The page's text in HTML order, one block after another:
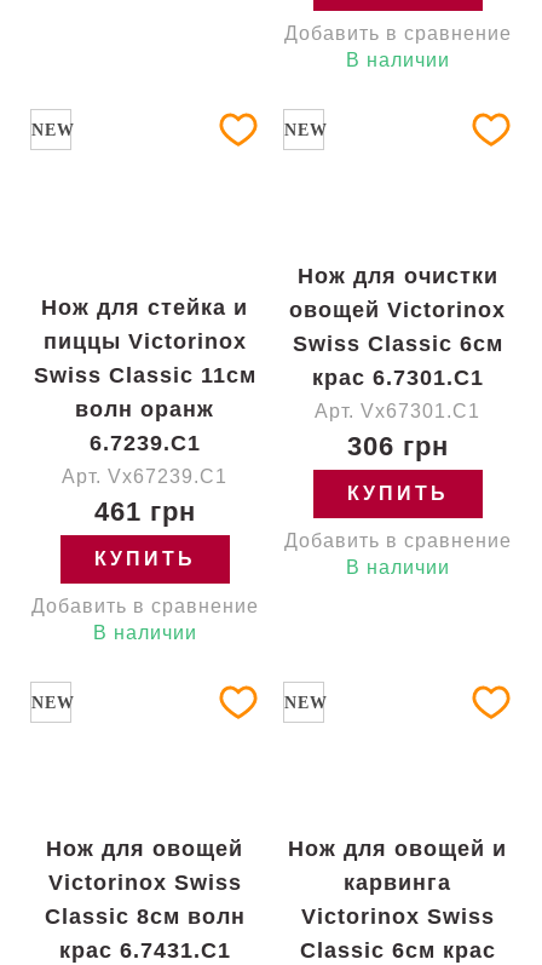
Добавить в сравнение
В наличии
NEW
Нож для стейка и
пиццы Victorinox
Swiss Classic 11см
волн оранж
6.7239.C1
Арт. Vx67239.C1
461 грн
КУПИТЬ
Добавить в сравнение
В наличии
NEW
Нож для очистки
овощей Victorinox
Swiss Classic 6см
крас 6.7301.C1
Арт. Vx67301.C1
306 грн
КУПИТЬ
Добавить в сравнение
В наличии
NEW
Нож для овощей
Victorinox Swiss
Classic 8см волн
крас 6.7431.C1
NEW
Нож для овощей и
карвинга
Victorinox Swiss
Classic 6см крас